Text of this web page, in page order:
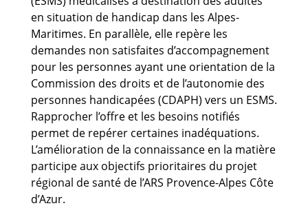
Guides et outils
Actualités
ARSENE
en situation de handicap dans les Alpes-
Maritimes. En parallèle, elle repère les
demandes non satisfaites d’accompagnement
pour les personnes ayant une orientation de la
Commission des droits et de l’autonomie des
personnes handicapées (CDAPH) vers un ESMS.
Rapprocher l’offre et les besoins notifiés
permet de repérer certaines inadéquations.
L’amélioration de la connaissance en la matière
participe aux objectifs prioritaires du projet
régional de santé de l’ARS Provence-Alpes Côte
d’Azur.